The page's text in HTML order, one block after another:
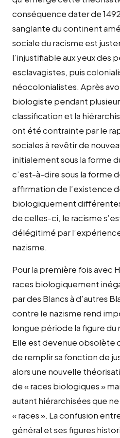
conséquence dater de
sanglante du continent
sociale du racisme est
l’injustifiable aux yeux des
esclavagistes, puis
néocolonialistes. Après
biologiste pendant
classification et la
ont été contrainte par le
sociales à revêtir de
initialement sous la forme
c’est-à-dire sous la forme
affirmation de l’existence
biologiquement
de celles-ci, le racisme
délégitimé par
nazisme.
Pour la première fois avec
races biologiquement
par des Blancs à d’autres
contre le nazisme rend
longue période la figure
Elle est devenue obsolète
de remplir sa fonction de
alors une nouvelle
de « races biologiques »
autant hiérarchisées que
« races ». La confusion
général et ses figures